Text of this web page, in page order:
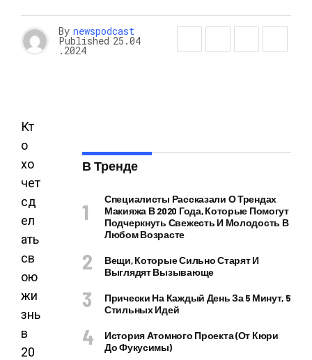
By newspodcast
Published 25.04
.2024
Кт
о
хо
чет
сд
ел
ать
св
ою
жи
знь
в
20
В Тренде
Специалисты Рассказали О Трендах
Макияжа В 2020 Года, Которые Помогут
Подчеркнуть Свежесть И Молодость В
Любом Возрасте
Вещи, Которые Сильно Старят И
Выглядят Вызывающе
Прически На Каждый День За 5 Минут, 5
Стильных Идей
История Атомного Проекта (от Кюри
До Фукусимы)